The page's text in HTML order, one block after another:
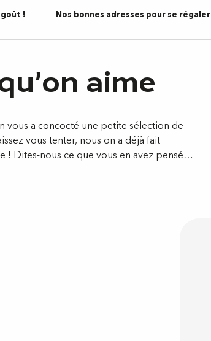
goût ! Nos bonnes adresses pour se régaler
aime
vous a concocté une petite sélection de
vous tenter, nous on a déjà fait
! Dites-nous ce que vous en avez pensé…